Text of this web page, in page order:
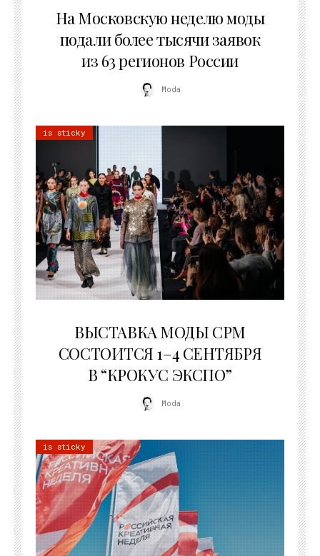
На Московскую неделю моды
подали более тысячи заявок
из 63 регионов России
Moda
is sticky
ВЫСТАВКА МОДЫ CPM
СОСТОИТСЯ 1–4 СЕНТЯБРЯ
В “КРОКУС ЭКСПО”
Moda
is sticky